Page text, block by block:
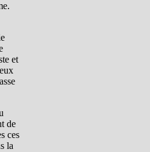
et
de
ces
la